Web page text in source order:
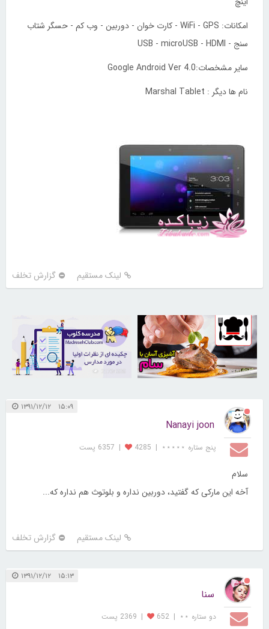
امکانات: WiFi - GPS - کارت خوان - دوربین - وب کم - حسگر شتاب
سنج - USB - microUSB - HDMI
سایر مشخصات:Google Android Ver 4.0
نام ها ديگر : Marshal Tablet
لینک مستقیم گزارش تخلف
30261031
۱۵:۰۹ ۱۳۹۱/۱۲/۱۲
Nanayi joon
پنج ستاره ⋆⋆⋆⋆⋆ |
4285
| 6357 پست
سلام
آخه این مارکی که گفتید، دوربین نداره و بلوتوث هم نداره که...
لینک مستقیم گزارش تخلف
۱۵:۱۳ ۱۳۹۱/۱۲/۱۲
سنا
دو ستاره ⋆⋆ |
652
| 2369 پست